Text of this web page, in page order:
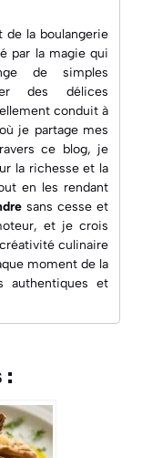
de la boulangerie
par la magie qui
de simples
des délices
conduit à
je partage mes
ce blog, je
la richesse et la
en les rendant
sans cesse et
et je crois
culinaire
moment de la
authentiques et
: